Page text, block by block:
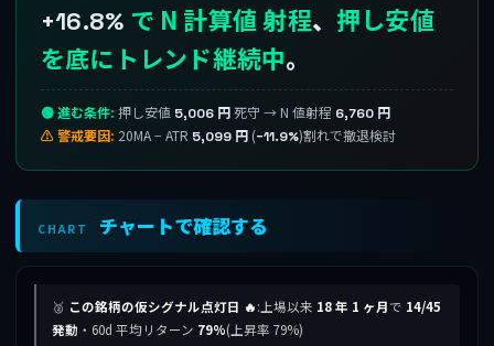
+16.8% で N 計算値 射程、 押し安値
を底にトレンド継続中。
🟢 進む条件: 押し安値 5,006 円 死守 → N 値射程 6,760 円
⚠ 警戒要因: 20MA − ATR 5,099 円 (−11.9%)割れで撤退検討
CHART チャートで確認する
🥈 この銘柄の仮シグナル点灯日 🔥:上場以来 18 年 1 ヶ月で 14/45
発動 ・60d 平均リターン 79%(上昇率 79%)